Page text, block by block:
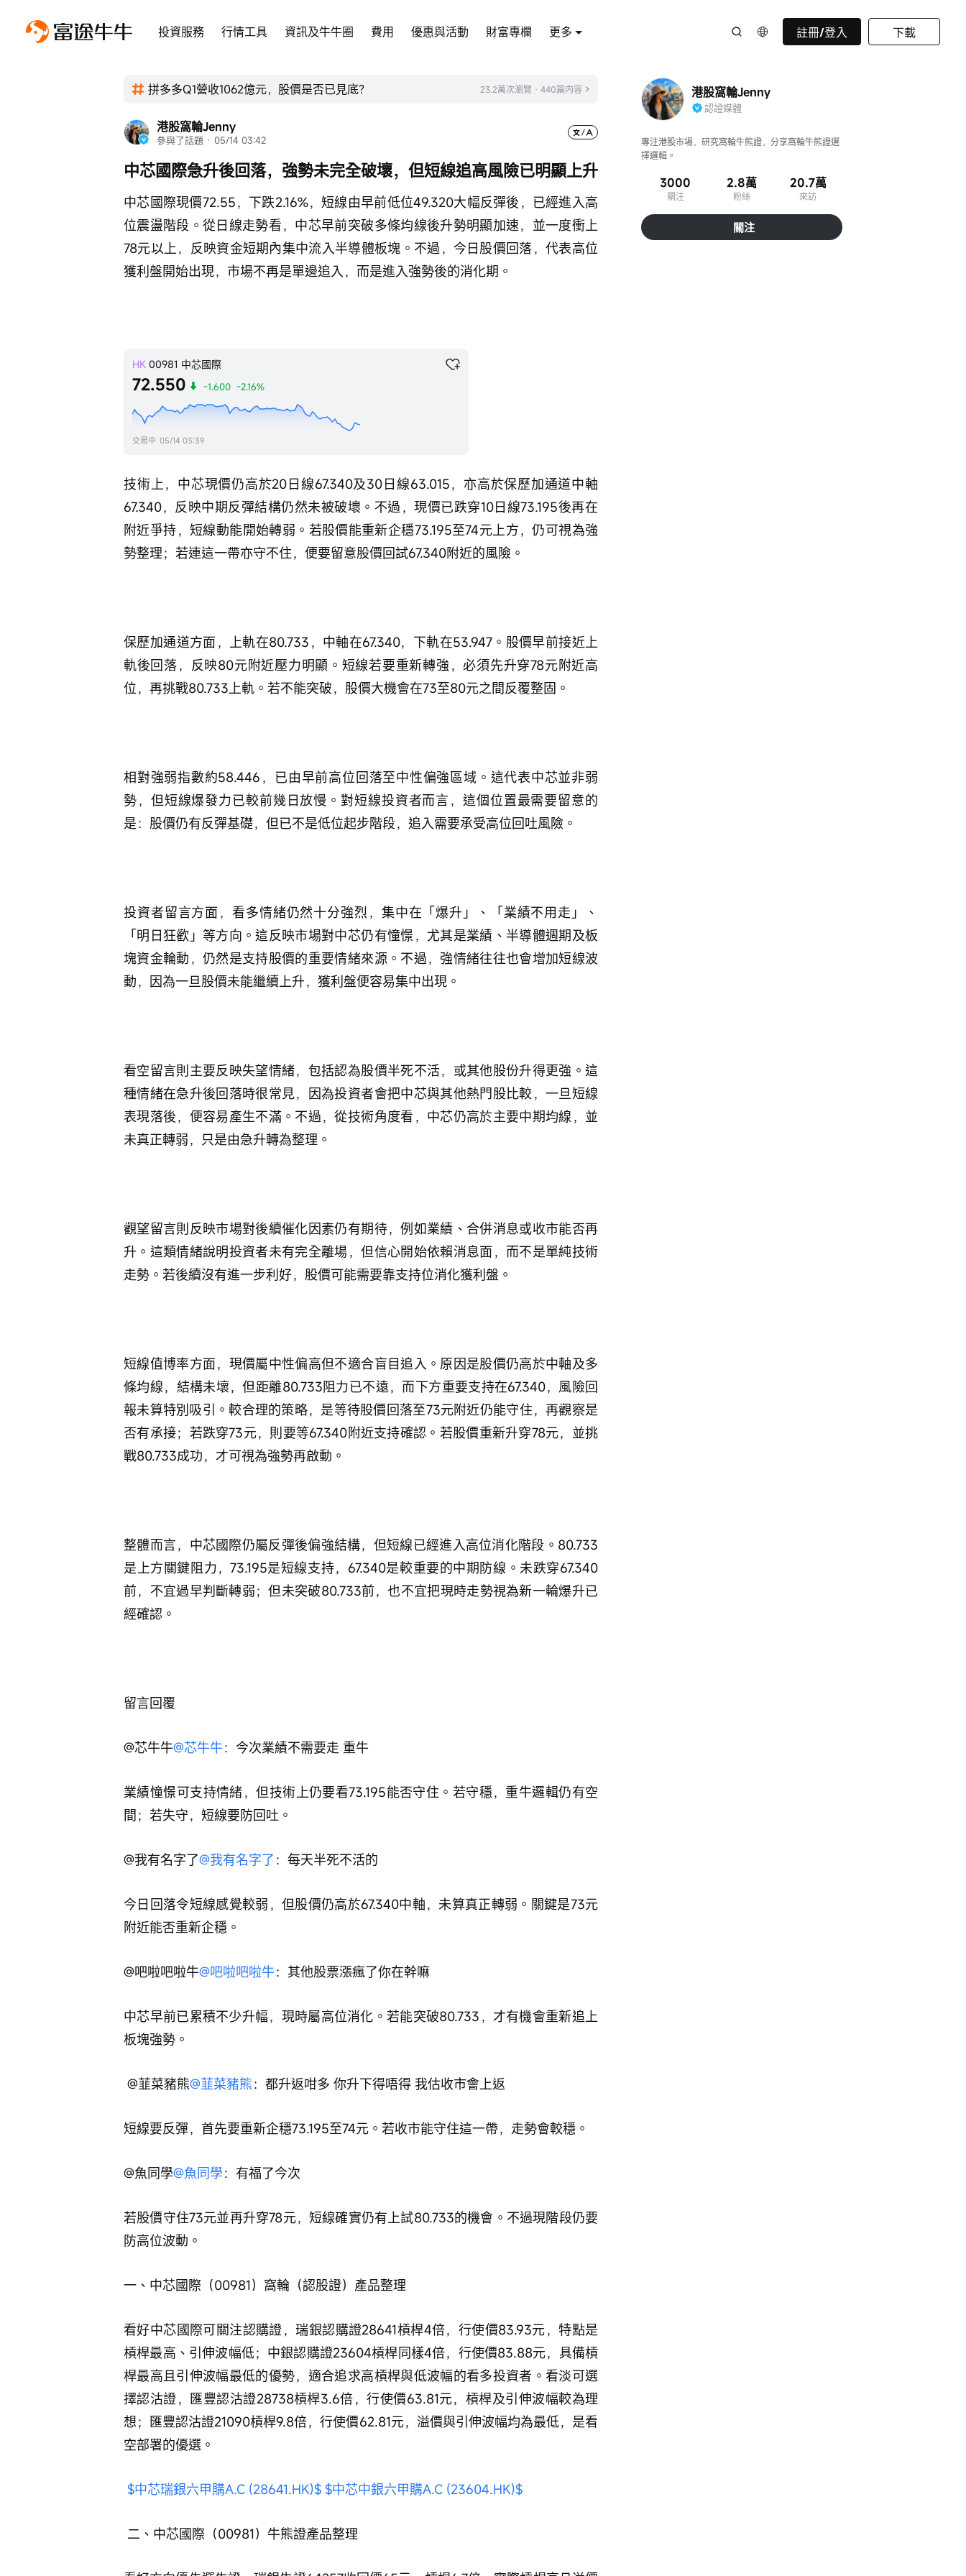
投資服務 行情工具 資訊及牛牛圈 費用 優惠與活動 財富專欄 更多 註冊/登入 下載
拼多多Q1營收1062億元，股價是否已見底？ 23.2萬次瀏覽 · 440篇内容
港股窩輪Jenny
參與了話題 · 05/14 03:42
中芯國際急升後回落，強勢未完全破壞，但短線追高風險已明顯上升
中芯國際現價72.55，下跌2.16%，短線由早前低位49.320大幅反彈後，已經進入高
位震盪階段。從日線走勢看，中芯早前突破多條均線後升勢明顯加速，並一度衝上
78元以上，反映資金短期內集中流入半導體板塊。不過，今日股價回落，代表高位
獲利盤開始出現，市場不再是單邊追入，而是進入強勢後的消化期。
HK 00981 中芯國際
72.550 -1.600 -2.16%
交易中 05/14 03:39
技術上，中芯現價仍高於20日線67.340及30日線63.015，亦高於保歷加通道中軸
67.340，反映中期反彈結構仍然未被破壞。不過，現價已跌穿10日線73.195後再在
附近爭持，短線動能開始轉弱。若股價能重新企穩73.195至74元上方，仍可視為強
勢整理；若連這一帶亦守不住，便要留意股價回試67.340附近的風險。
保歷加通道方面，上軌在80.733，中軸在67.340，下軌在53.947。股價早前接近上
軌後回落，反映80元附近壓力明顯。短線若要重新轉強，必須先升穿78元附近高
位，再挑戰80.733上軌。若不能突破，股價大機會在73至80元之間反覆整固。
相對強弱指數約58.446，已由早前高位回落至中性偏強區域。這代表中芯並非弱
勢，但短線爆發力已較前幾日放慢。對短線投資者而言，這個位置最需要留意的
是：股價仍有反彈基礎，但已不是低位起步階段，追入需要承受高位回吐風險。
投資者留言方面，看多情緒仍然十分強烈，集中在「爆升」、「業績不用走」、
「明日狂歡」等方向。這反映市場對中芯仍有憧憬，尤其是業績、半導體週期及板
塊資金輪動，仍然是支持股價的重要情緒來源。不過，強情緒往往也會增加短線波
動，因為一旦股價未能繼續上升，獲利盤便容易集中出現。
看空留言則主要反映失望情緒，包括認為股價半死不活，或其他股份升得更強。這
種情緒在急升後回落時很常見，因為投資者會把中芯與其他熱門股比較，一旦短線
表現落後，便容易產生不滿。不過，從技術角度看，中芯仍高於主要中期均線，並
未真正轉弱，只是由急升轉為整理。
觀望留言則反映市場對後續催化因素仍有期待，例如業績、合併消息或收市能否再
升。這類情緒說明投資者未有完全離場，但信心開始依賴消息面，而不是單純技術
走勢。若後續沒有進一步利好，股價可能需要靠支持位消化獲利盤。
短線值博率方面，現價屬中性偏高但不適合盲目追入。原因是股價仍高於中軸及多
條均線，結構未壞，但距離80.733阻力已不遠，而下方重要支持在67.340，風險回
報未算特別吸引。較合理的策略，是等待股價回落至73元附近仍能守住，再觀察是
否有承接；若跌穿73元，則要等67.340附近支持確認。若股價重新升穿78元，並挑
戰80.733成功，才可視為強勢再啟動。
整體而言，中芯國際仍屬反彈後偏強結構，但短線已經進入高位消化階段。80.733
是上方關鍵阻力，73.195是短線支持，67.340是較重要的中期防線。未跌穿67.340
前，不宜過早判斷轉弱；但未突破80.733前，也不宜把現時走勢視為新一輪爆升已
經確認。
留言回覆
@芯牛牛@芯牛牛：今次業績不需要走 重牛
業績憧憬可支持情緒，但技術上仍要看73.195能否守住。若守穩，重牛邏輯仍有空
間；若失守，短線要防回吐。
@我有名字了@我有名字了 ：每天半死不活的
今日回落令短線感覺較弱，但股價仍高於67.340中軸，未算真正轉弱。關鍵是73元
附近能否重新企穩。
@吧啦吧啦牛@吧啦吧啦牛：其他股票漲瘋了你在幹嘛
中芯早前已累積不少升幅，現時屬高位消化。若能突破80.733，才有機會重新追上
板塊強勢。
@韮菜豬熊@韮菜豬熊：都升返咁多 你升下得唔得 我估收市會上返
短線要反彈，首先要重新企穩73.195至74元。若收市能守住這一帶，走勢會較穩。
@魚同學@魚同學：有福了今次
若股價守住73元並再升穿78元，短線確實仍有上試80.733的機會。不過現階段仍要
防高位波動。
一、中芯國際（00981）窩輪（認股證）產品整理
看好中芯國際可關注認購證，瑞銀認購證28641槓桿4倍，行使價83.93元，特點是
槓桿最高、引伸波幅低；中銀認購證23604槓桿同樣4倍，行使價83.88元，具備槓
桿最高且引伸波幅最低的優勢，適合追求高槓桿與低波幅的看多投資者。看淡可選
擇認沽證，匯豐認沽證28738槓桿3.6倍，行使價63.81元，槓桿及引伸波幅較為理
想；匯豐認沽證21090槓桿9.8倍，行使價62.81元，溢價與引伸波幅均為最低，是看
空部署的優選。
$中芯瑞銀六甲購A.C (28641.HK)$ $中芯中銀六甲購A.C (23604.HK)$
二、中芯國際（00981）牛熊證產品整理
港股窩輪Jenny
認證媒體
專注港股市場，研究窩輪牛熊證，分享窩輪牛熊證選
擇邏輯。
3000
關注
2.8萬
粉絲
20.7萬
來訪
關注